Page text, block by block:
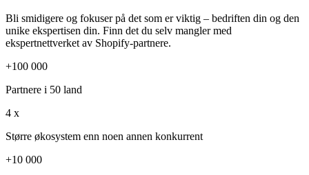
Bli smidigere og fokuser på det som er viktig – bedriften din og den
unike ekspertisen din. Finn det du selv mangler med
ekspertnettverket av Shopify-partnere.
+100 000
Partnere i 50 land
4 x
Større økosystem enn noen annen konkurrent
+10 000